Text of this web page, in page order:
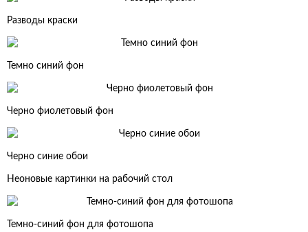
Разводы краски
Темно синий фон
Черно фиолетовый фон
Черно синие обои
Неоновые картинки на рабочий стол
Темно-синий фон для фотошопа